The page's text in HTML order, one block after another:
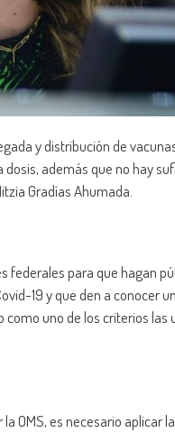
y distribución de
además que no hay
Gradías Ahumada.
federales para que hagan
19 y que den a conocer
uno de los criterios las
OMS, es necesario aplicar